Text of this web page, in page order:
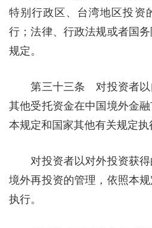
特别行政区、台湾地区投资
行；法律、行政法规或者国
规定。
第三十三条 对投资者以
其他受托资金在中国境外金
本规定和国家其他有关规定执
对投资者以对外投资获得
境外再投资的管理，依照本
执行。